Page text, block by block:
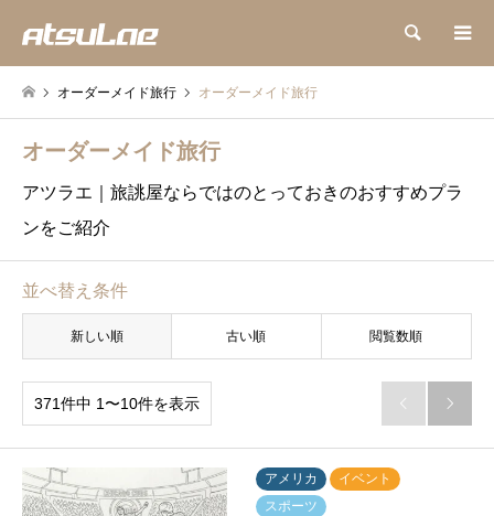
検索
オーダーメイド旅行 オーダーメイド旅行
オーダーメイド旅行
アツラエ｜旅誂屋ならではのとっておきのおすすめプラ
ンをご紹介
並べ替え条件
新しい順 古い順 閲覧数順
371件中 1〜10件を表示  
アメリカ
イベント
スポーツ